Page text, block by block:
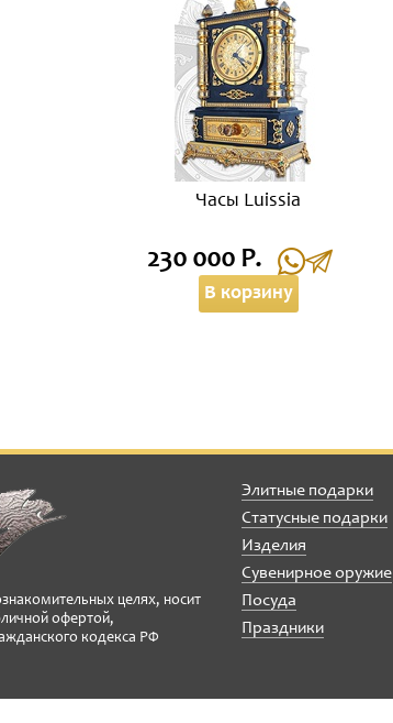
Часы Luissia
230 000 Р.
В корзину
целях, носит
офертой,
кодекса РФ
Элитные подарки
Статусные подарки
Изделия
Сувенирное оружие
Посуда
Праздники